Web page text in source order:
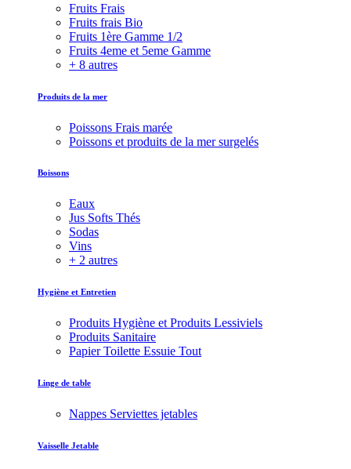
Fruits Frais
Fruits frais Bio
Fruits 1ère Gamme 1/2
Fruits 4eme et 5eme Gamme
+ 8 autres
Produits de la mer
Poissons Frais marée
Poissons et produits de la mer surgelés
Boissons
Eaux
Jus Softs Thés
Sodas
Vins
+ 2 autres
Hygiène et Entretien
Produits Hygiène et Produits Lessiviels
Produits Sanitaire
Papier Toilette Essuie Tout
Linge de table
Nappes Serviettes jetables
Vaisselle Jetable